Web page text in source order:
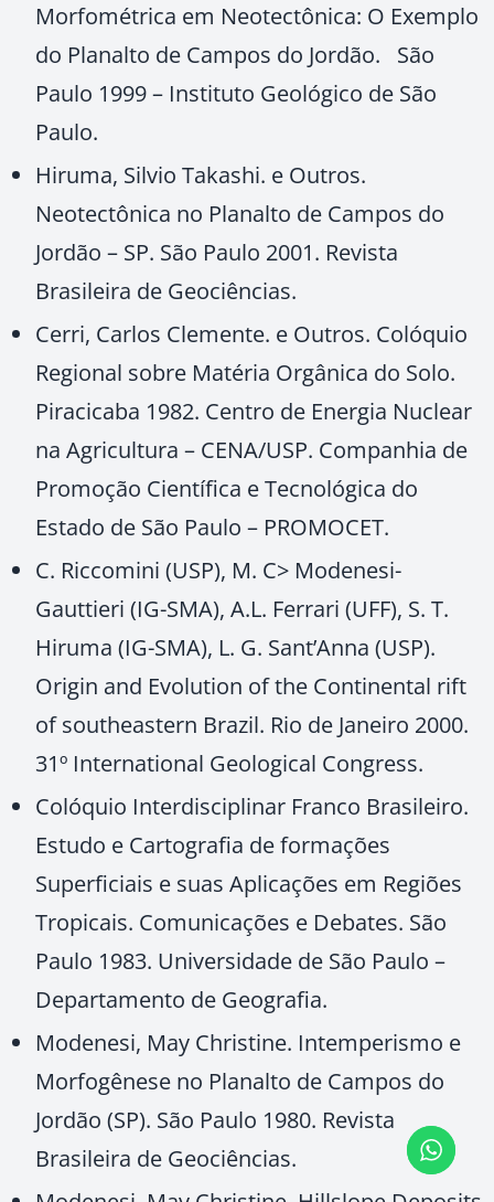
Morfométrica em Neotectônica: O Exemplo
do Planalto de Campos do Jordão. São
Paulo 1999 – Instituto Geológico de São
Paulo.
Hiruma, Silvio Takashi. e Outros.
Neotectônica no Planalto de Campos do
Jordão – SP. São Paulo 2001. Revista
Brasileira de Geociências.
Cerri, Carlos Clemente. e Outros. Colóquio
Regional sobre Matéria Orgânica do Solo.
Piracicaba 1982. Centro de Energia Nuclear
na Agricultura – CENA/USP. Companhia de
Promoção Científica e Tecnológica do
Estado de São Paulo – PROMOCET.
C. Riccomini (USP), M. C> Modenesi-
Gauttieri (IG-SMA), A.L. Ferrari (UFF), S. T.
Hiruma (IG-SMA), L. G. Sant’Anna (USP).
Origin and Evolution of the Continental rift
of southeastern Brazil. Rio de Janeiro 2000.
31º International Geological Congress.
Colóquio Interdisciplinar Franco Brasileiro.
Estudo e Cartografia de formações
Superficiais e suas Aplicações em Regiões
Tropicais. Comunicações e Debates. São
Paulo 1983. Universidade de São Paulo –
Departamento de Geografia.
Modenesi, May Christine. Intemperismo e
Morfogênese no Planalto de Campos do
Jordão (SP). São Paulo 1980. Revista
Brasileira de Geociências.